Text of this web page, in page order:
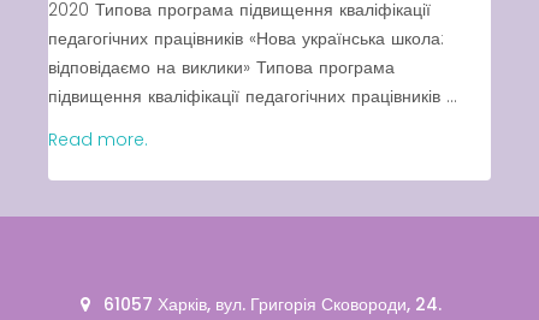
2020 Типова програма підвищення кваліфікації
педагогічних працівників «Нова українська школа:
відповідаємо на виклики» Типова програма
підвищення кваліфікації педагогічних працівників ...
Read more.
61057 Харків, вул. Григорія Сковороди, 24.